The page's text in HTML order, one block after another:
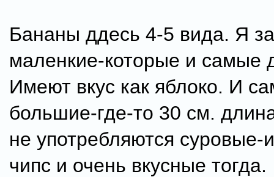
Бананы ддесь 4-5 вида. Я
маленкие-которые и самые
Имеют вкус как яблоко. И
большие-где-то 30 см.
не употребляются суровые-
чипс и очень вкусные тогда.